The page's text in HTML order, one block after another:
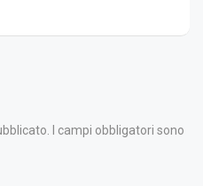
I campi obbligatori sono